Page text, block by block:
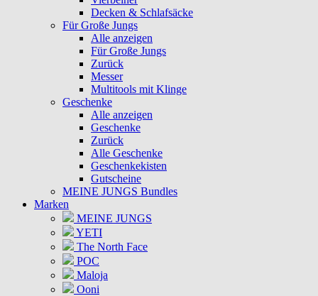
Decken & Schlafsäcke
Für Große Jungs
Alle anzeigen
Für Große Jungs
Zurück
Messer
Multitools mit Klinge
Geschenke
Alle anzeigen
Geschenke
Zurück
Alle Geschenke
Geschenkekisten
Gutscheine
MEINE JUNGS Bundles
Marken
MEINE JUNGS
YETI
The North Face
POC
Maloja
Ooni